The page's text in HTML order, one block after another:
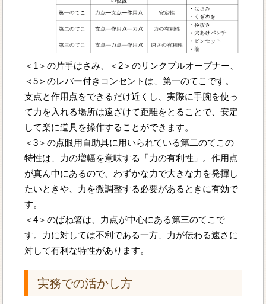
＜1＞の片手はさみ、＜2＞のリンクプルオープナー、
＜5＞のレバー付きコンセントは、第一のてこです。
支点と作用点をできるだけ近くし、実際に手腕を使っ
て力を入れる場所は遠ざけて距離をとることで、安定
して楽に道具を操作することができます。
＜3＞の点眼用自助具に用いられている第二のてこの
特性は、力の増幅を意味する「力の有利性」。作用点
が真ん中にあるので、わずかな力で大きな力を発揮し
たいときや、力を微調整する必要があるときに有効で
す。
＜4＞のばね箸は、力点が中心にある第三のてこで
す。力に対しては不利である一方、力が伝わる速さに
対して有利な特性があります。
実務での活かし方